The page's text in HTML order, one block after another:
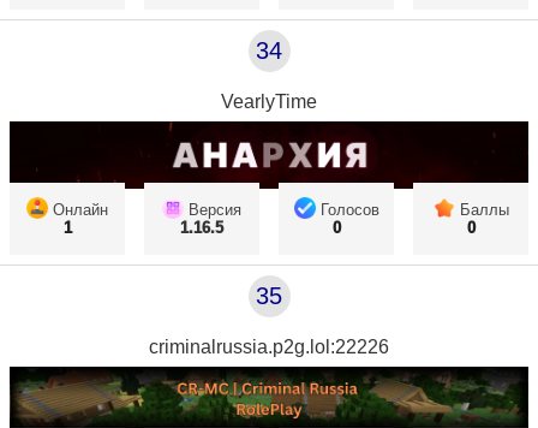
34
VearlyTime
Онлайн
1
Версия
1.16.5
Голосов
0
Баллы
0
35
criminalrussia.p2g.lol:22226